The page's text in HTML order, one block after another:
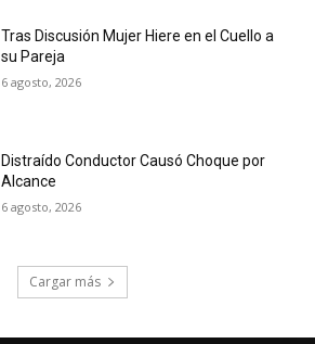
Tras Discusión Mujer Hiere en el Cuello a
su Pareja
6 agosto, 2026
Distraído Conductor Causó Choque por
Alcance
6 agosto, 2026
Cargar más